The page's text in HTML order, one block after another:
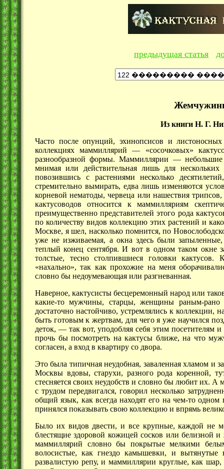
предыдущая статья
Из книги Н. Г.
Часто после опунций, эхинопсисов и
коллекцияхмаммиллярий — «сосочковых»
разнообразной формы.Маммиллярии —небольшие
мнимая или действительная лишь для
повозившись с растениями несколько
стремительно вымирать, едва лишь изменяются
корневой нематоды, червеца или нашествия
кактусоводов относится к маммилляриям
преимущественно представителей этого рода
по количеству видов коллекцию этих растений и
Москве, я шел, насколько помнится, по
уже не изживаемая, а окна здесь были
теплый конец сентября. И вот в одном таком
толстые, тесно столпившиеся головки
«нахально», так как прохожие на меня
словно бы недоумевающая или разгневанная.
Наверное, кактусисты бесцеремонный народ или
какие-то мужчины, старцы, женщины раным-рано
достаточно настойчиво, устремлялись к коллекции,
быть готовым к жертвам, для чего я уже научился
деток, —так вот, уподобляя себя этим
прочь бы посмотреть на кактусы ближе, на что
согласен, а вход в квартиру со двора.
Это была типичная неудобная, заваленная хламом и
Москвы вдовы, старухи, разного рода коренной,
стесняется своих неудобств и словно бы любит их.
с трудом передвигался, говорил несколько
общий язык, как всегда находят его на чем-то
принялся показывать свою коллекцию и впрямь
Было их видов двести, и все крупные, каждой не
блестящие здоровой кожицей сосков или белизной
маммиллярий словно бы покрытые мелкими
волосистые, как гнездо камышевки, и
развалистую репу, и маммиллярии круглые, как